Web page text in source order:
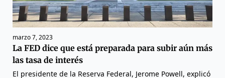
marzo 7, 2023
La FED dice que está preparada para subir aún más
las tasa de interés
El presidente de la Reserva Federal, Jerome Powell, explicó